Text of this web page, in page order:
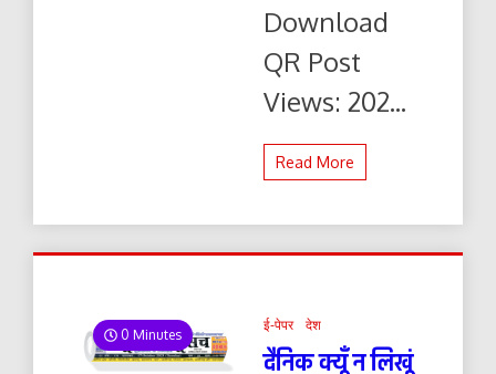
पढ़ें
डाउनलोड
Download
QR Post
Views: 202...
Read More
0 Minutes
ई-पेपर देश
दैनिक क्यूँ न लिखूं